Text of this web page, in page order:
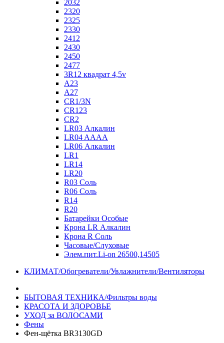
2032
2320
2325
2330
2412
2430
2450
2477
3R12 квадрат 4,5v
A23
A27
CR1/3N
CR123
CR2
LR03 Алкалин
LR04 AAAA
LR06 Алкалин
LR1
LR14
LR20
R03 Соль
R06 Соль
R14
R20
Батарейки Особые
Крона LR Алкалин
Крона R Соль
Часовые/Слуховые
Элем.пит.Li-on 26500,14505
КЛИМАТ/Обогреватели/Увлажнители/Вентиляторы
БЫТОВАЯ ТЕХНИКА/Фильтры воды
КРАСОТА И ЗДОРОВЬЕ
УХОД за ВОЛОСАМИ
Фены
Фен-щётка BR3130GD